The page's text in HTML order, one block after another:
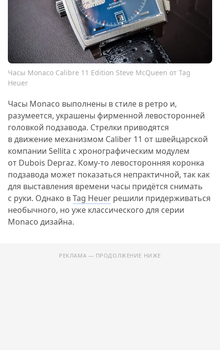
Часы Monaco Calibre 11 Edition Steve McQueen от Tag
Heuer
Часы Monaco выполнены в стиле в ретро и,
разумеется, украшены фирменной левосторонней
головкой подзавода. Стрелки приводятся
в движение механизмом Caliber 11 от швейцарской
компании Sellita с хронографическим модулем
от Dubois Depraz. Кому-то левосторонняя коронка
подзавода может показаться непрактичной, так как
для выставления времени часы придётся снимать
с руки. Однако вTag Heuer решили придерживаться
необычного, но уже классического для серии
Monaco дизайна.
РЕКЛАМА — ПРОДОЛЖЕНИЕ НИЖЕ